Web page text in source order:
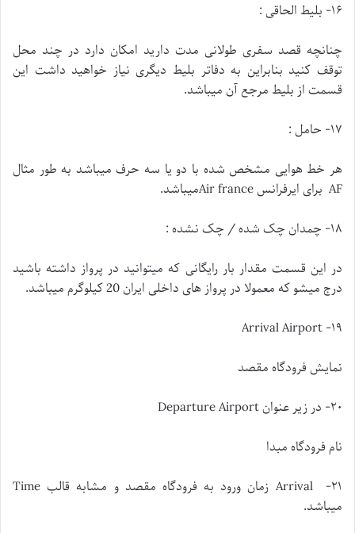
۱۶- بلیط الحاقی :
چنانچه قصد سفری طولانی مدت دارید امکان دارد در چند محل
توقف کنید بنابراین به دفاتر بلیط دیگری نیاز خواهید داشت این
قسمت از بلیط مرجع آن میباشد.
۱۷- حامل :
هر خط هوایی مشخص شده با دو یا سه حرف میباشد به طور مثال
AF برای ایرفرانس Air franceمیباشد.
۱۸- چمدان چک شده / چک نشده :
در این قسمت مقدار بار رایگانی که میتوانید در پرواز داشته باشید
درج میشو که معمولا در پرواز های داخلی ایران 20 کیلوگرم میباشد.
۱۹- Arrival Airport
نمایش فرودگاه مقصد
۲۰- در زیر عنوان Departure Airport
نام فرودگاه مبدا
۲۱- Arrival زمان ورود به فرودگاه مقصد و مشابه قالب Time
میباشد.